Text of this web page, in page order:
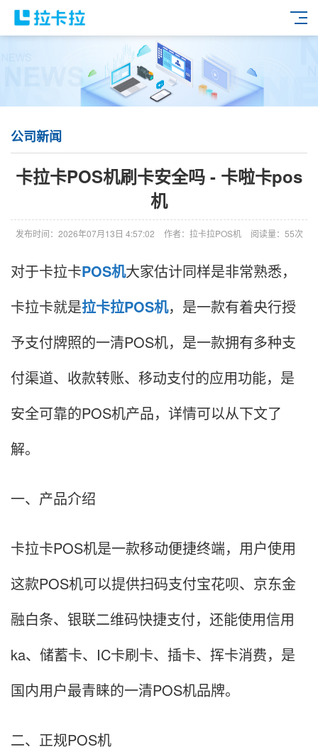
公司新闻
卡拉卡POS机刷卡安全吗 - 卡啦卡pos
机
发布时间：2026年07月13日 4:57:02 作者：拉卡拉POS机 阅读量：55次
对于卡拉卡POS机大家估计同样是非常熟悉，
卡拉卡就是拉卡拉POS机，是一款有着央行授
予支付牌照的一清POS机，是一款拥有多种支
付渠道、收款转账、移动支付的应用功能，是
安全可靠的POS机产品，详情可以从下文了
解。
一、产品介绍
卡拉卡POS机是一款移动便捷终端，用户使用
这款POS机可以提供扫码支付宝花呗、京东金
融白条、银联二维码快捷支付，还能使用信用
ka、储蓄卡、IC卡刷卡、插卡、挥卡消费，是
国内用户最青睐的一清POS机品牌。
二、正规POS机